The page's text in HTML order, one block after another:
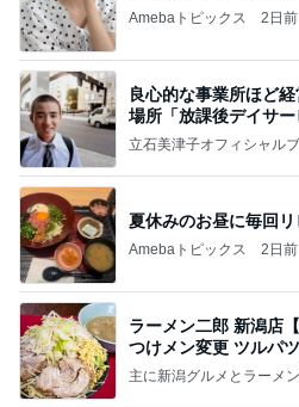
Amebaトピックス 2日前
良心的な事業所ほど
場所「放課後デイサ
実の
立石美津子オフィシャル
夏休みのお昼に毎回
Amebaトピックス 2日前
ラーメン二郎 新潟店
つけメン変更 ツルパ
主に新潟グルメとラーメ